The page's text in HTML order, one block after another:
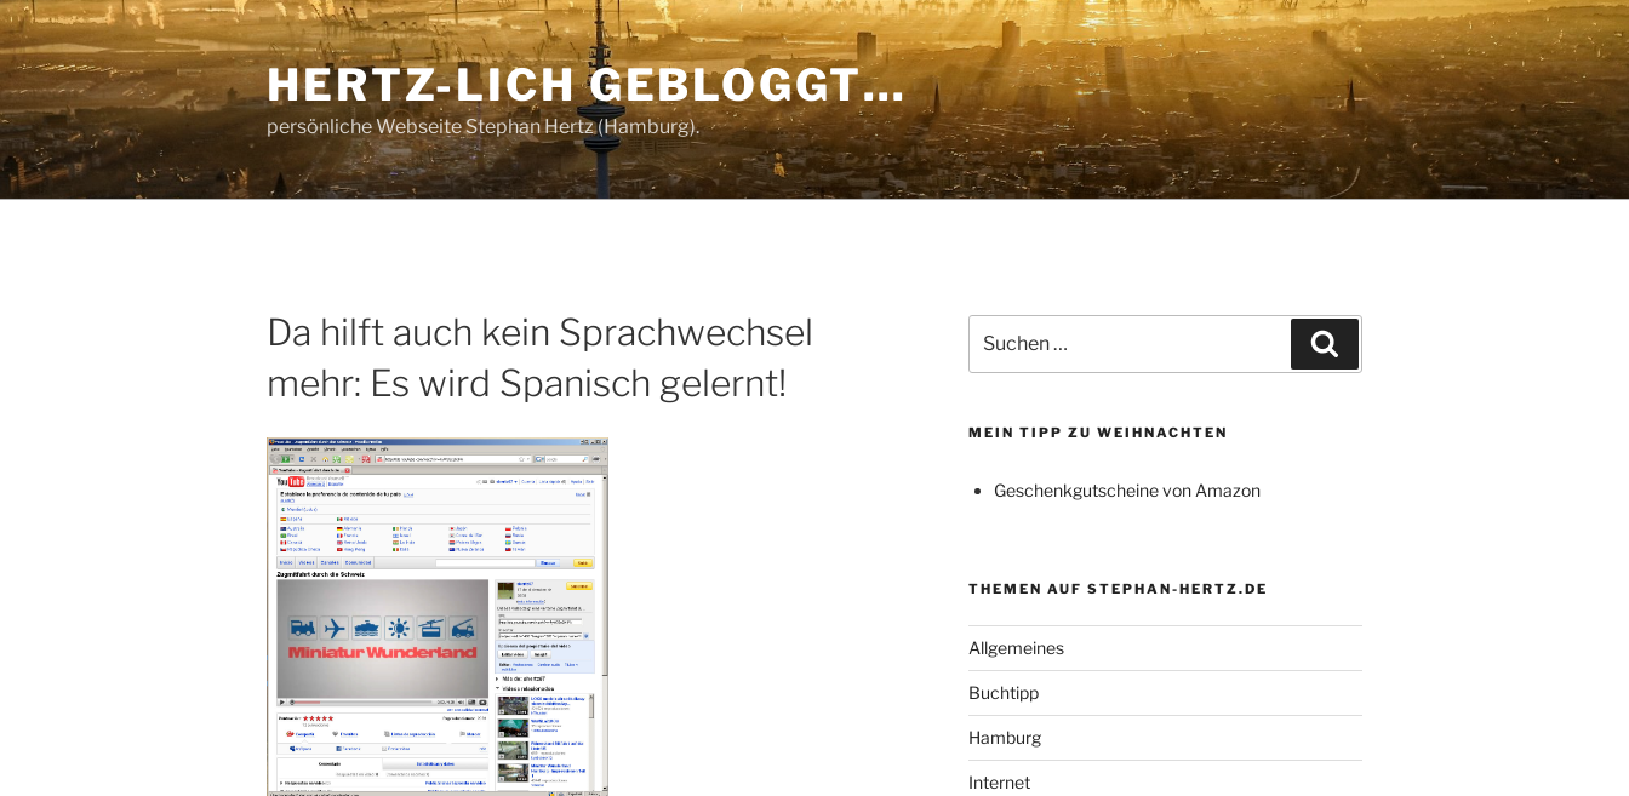
Zum
Inhalt
springen
HERTZ-LICH GEBLOGGT…
persönliche Webseite Stephan Hertz (Hamburg).
Da hilft auch kein Sprachwechsel
mehr: Es wird Spanisch gelernt!
nach:
MEIN TIPP ZU WEIHNACHTEN
Geschenkgutscheine von Amazon
THEMEN AUF STEPHAN-HERTZ.DE
Allgemeines
Buchtipp
Hamburg
Internet